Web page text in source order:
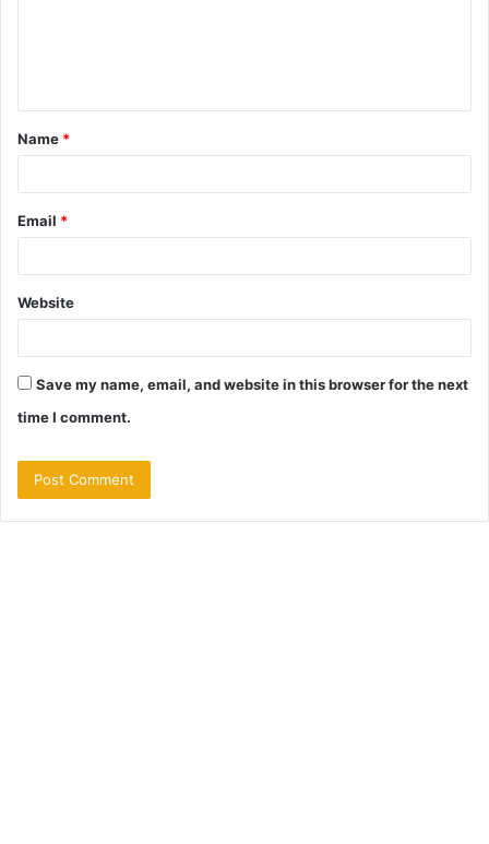
t
*
Name *
Email *
Website
Save my name, email, and website in this browser for the next
time I comment.